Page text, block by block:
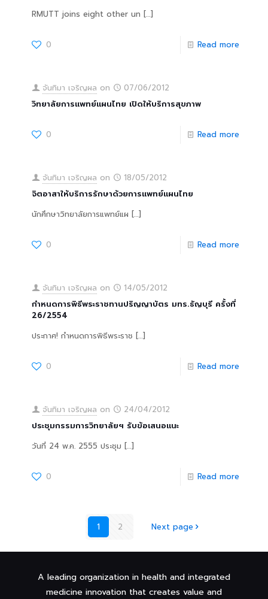
RMUTT joins eight other un […]
0 Read more
จันทิมา เจริญผล on
07/06/2012
วิทยาลัยการแพทย์แผนไทย เปิดให้บริการสุขภาพ
0 Read more
จันทิมา เจริญผล on
18/05/2012
จิตอาสาให้บริการรักษาด้วยการแพทย์แผนไทย
นักศึกษาวิทยาลัยการแพทย์แผ […]
0 Read more
จันทิมา เจริญผล on
14/05/2012
กำหนดการพิธีพระราชทานปริญญาบัตร มทร.ธัญบุรี ครั้งที่
26/2554
ประกาศ! กำหนดการพิธีพระราช […]
0 Read more
จันทิมา เจริญผล on
24/04/2012
ประชุมกรรมการวิทยาลัยฯ รับข้อเสนอแนะ
วันที่ 24 พ.ค. 2555 ประชุม […]
0 Read more
1 2 Next page
A leading organization in health and integrated
medicine innovation that creates value and